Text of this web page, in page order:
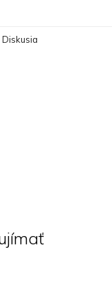
Diskusia